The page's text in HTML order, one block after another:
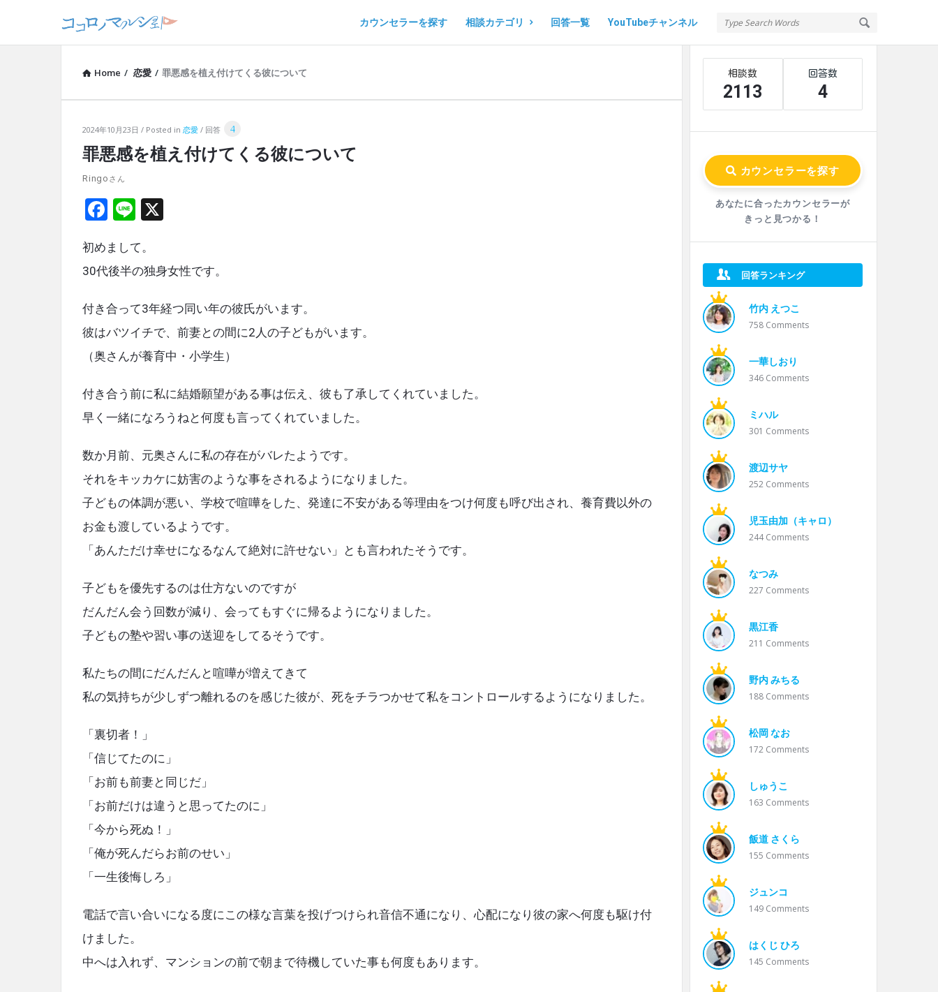
コ
コ
ノ
ル
シ
カウンセラーを探す 相談カテゴリ 回答一覧 YouTubeチャンネル
Home / 恋愛 / 罪悪感を植え付けてくる彼について
コ
コ
ロ
ノ
マ
ル
シ
ェ
Latest
Articles
2024年10月23日 Posted in 恋愛 回答 4
罪悪感を植え付けてくる彼について
Ringo
F
ce
b
o
o
k
Li
e
初めまして。
30代後半の独身女性です。
付き合って3年経つ同い年の彼氏がいます。
彼はバツイチで、前妻との間に2人の子どもがいます。
（奥さんが養育中・小学生）
付き合う前に私に結婚願望がある事は伝え、彼も了承してくれていました。
早く一緒になろうねと何度も言ってくれていました。
数か月前、元奥さんに私の存在がバレたようです。
それをキッカケに妨害のような事をされるようになりました。
子どもの体調が悪い、学校で喧嘩をした、発達に不安がある等理由をつけ何度も呼び出され、養育費以外の
お金も渡しているようです。
「あんただけ幸せになるなんて絶対に許せない」とも言われたそうです。
子どもを優先するのは仕方ないのですが
だんだん会う回数が減り、会ってもすぐに帰るようになりました。
子どもの塾や習い事の送迎をしてるそうです。
私たちの間にだんだんと喧嘩が増えてきて
私の気持ちが少しずつ離れるのを感じた彼が、死をチラつかせて私をコントロールするようになりました。
「裏切者！」
「信じてたのに」
「お前も前妻と同じだ」
「お前だけは違うと思ってたのに」
「今から死ぬ！」
「俺が死んだらお前のせい」
「一生後悔しろ」
電話で言い合いになる度にこの様な言葉を投げつけられ音信不通になり、心配になり彼の家へ何度も駆け付
けました。
中へは入れず、マンションの前で朝まで待機していた事も何度もあります。
Sidebar
Stats
2113
4
あなたに合ったカウンセラーが
きっと見つかる！
回答ランキング
竹内 えつこ
758 Comments
一華しおり
346 Comments
ミハル
301 Comments
渡辺サヤ
252 Comments
児玉由加（キャロ）
244Comments
なつみ
227 Comments
黒江香
211 Comments
野内 みちる
188 Comments
松岡 なお
172 Comments
しゅうこ
163 Comments
飯道 さくら
155 Comments
ジュンコ
149 Comments
はくじ ひろ
145 Comments